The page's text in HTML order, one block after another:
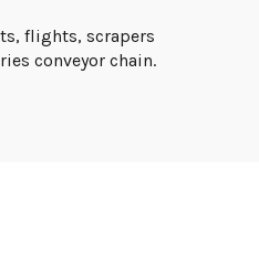
flights, scrapers
conveyor chain.